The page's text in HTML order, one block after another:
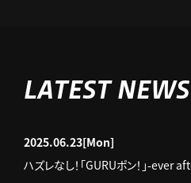
LATEST NEWS
2025.06.23[Mon]
ハズレなし！「GURUポン！」-ever